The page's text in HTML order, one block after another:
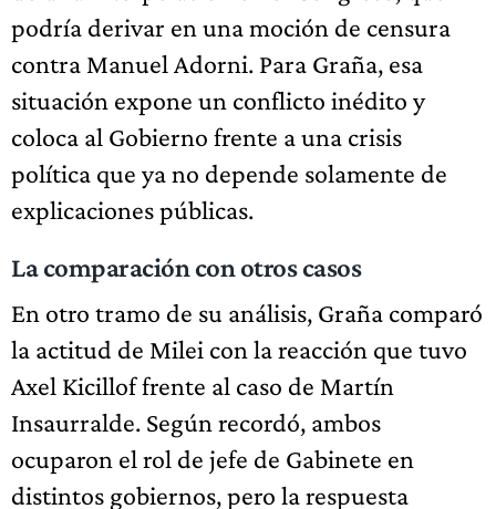
podría derivar en una moción de censura
contra Manuel Adorni. Para Graña, esa
situación expone un conflicto inédito y
coloca al Gobierno frente a una crisis
política que ya no depende solamente de
explicaciones públicas.
La comparación con otros casos
En otro tramo de su análisis, Graña comparó
la actitud de Milei con la reacción que tuvo
Axel Kicillof frente al caso de Martín
Insaurralde. Según recordó, ambos
ocuparon el rol de jefe de Gabinete en
distintos gobiernos, pero la respuesta